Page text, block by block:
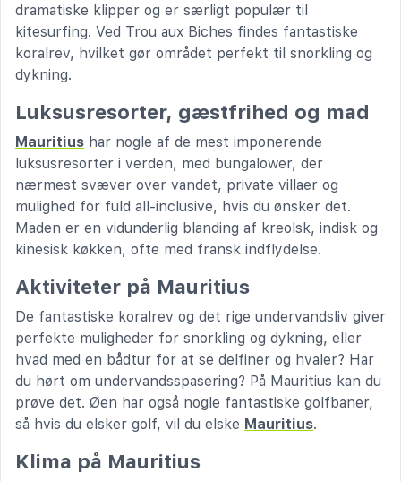
dramatiske klipper og er særligt populær til
kitesurfing. Ved Trou aux Biches findes fantastiske
koralrev, hvilket gør området perfekt til snorkling og
dykning.
Luksusresorter, gæstfrihed og mad
Mauritius har nogle af de mest imponerende
luksusresorter i verden, med bungalower, der
nærmest svæver over vandet, private villaer og
mulighed for fuld all-inclusive, hvis du ønsker det.
Maden er en vidunderlig blanding af kreolsk, indisk og
kinesisk køkken, ofte med fransk indflydelse.
Aktiviteter på Mauritius
De fantastiske koralrev og det rige undervandsliv giver
perfekte muligheder for snorkling og dykning, eller
hvad med en bådtur for at se delfiner og hvaler? Har
du hørt om undervandsspasering? På Mauritius kan du
prøve det. Øen har også nogle fantastiske golfbaner,
så hvis du elsker golf, vil du elske Mauritius.
Klima på Mauritius